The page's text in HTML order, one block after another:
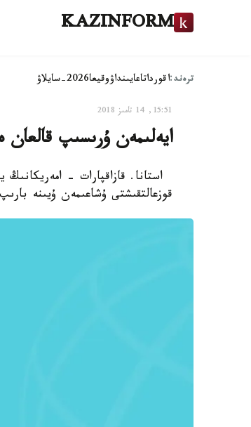
KAZINFORM
ترەند:اقورداتاعايىنداۋوقيعا2026-سايلاۋ
15:51, 14 تامىز 2018
ايەلىمەن ۇرىسىپ
قوزعالتقىشتى ۇشاعىمەن ۇيىنە